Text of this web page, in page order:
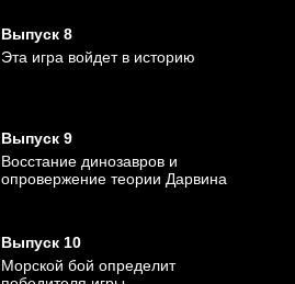
Выпуск 8
Эта игра войдет в историю
Выпуск 9
Восстание динозавров и
опровержение теории Дарвина
Выпуск 10
Морской бой определит